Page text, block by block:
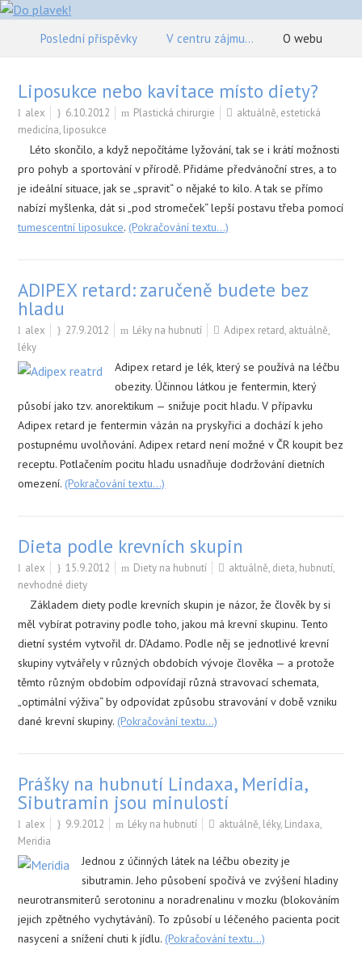
Poslední příspěvky V centru zájmu… O webu
Liposukce nebo kavitace místo diety?
alex 6.10.2012 Plastická chirurgie aktuálně, estetická
medicína, liposukce
Léto skončilo, a když nepočítáme lyžování, tak se i krátí možnosti
pro pohyb a sportování v přírodě. Přidáme předvánoční stres, a to
je ideální situace, jak se „spravit“ o nějaké to kilo. A tak se přímo
nabízí myšlenka, dát si „pod stromeček“ lepší postavu třeba pomocí
tumescentní liposukce. (Pokračování textu…)
ADIPEX retard: zaručeně budete bez
hladu
alex 27.9.2012 Léky na hubnutí Adipex retard, aktuálně,
léky
Adipex retard je lék, který se používá na léčbu
obezity. Účinnou látkou je fentermin, který
působí jako tzv. anorektikum — snižuje pocit hladu. V přípavku
Adipex retard je fentermin vázán na pryskyřici a dochází k jeho
postupnému uvolňování. Adipex retard není možné v ČR koupit bez
receptu. Potlačením pocitu hladu usnadňuje dodržování dietních
omezení. (Pokračování textu…)
Dieta podle krevních skupin
alex 15.9.2012 Diety na hubnutí aktuálně, dieta, hubnutí,
nevhodné diety
Základem diety podle krevních skupin je názor, že člověk by si
měl vybírat potraviny podle toho, jakou má krevní skupinu. Tento
dietní systém vytvořil dr. D’Adamo. Podle něj se jednotlivé krevní
skupiny vytvářely v různých obdobích vývoje člověka — a protože
těmto různým obdobím odpovídají různá stravovací schemata,
„optimální výživa“ by odpovídat způsobu stravování v době vzniku
dané krevní skupiny. (Pokračování textu…)
Prášky na hubnutí Lindaxa, Meridia,
Sibutramin jsou minulostí
alex 9.9.2012 Léky na hubnutí aktuálně, léky, Lindaxa,
Meridia
Jednou z účinných látek na léčbu obezity je
sibutramin. Jeho působení spočívá ve zvýšení hladiny
neurotransmiterů serotoninu a noradrenalinu v mozku (blokováním
jejich zpětného vychytávání). To způsobí u léčeného pacienta pocit
nasycení a snížení chuti k jídlu. (Pokračování textu…)